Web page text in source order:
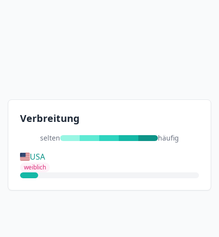
Verbreitung
selten häufig
USA
weiblich